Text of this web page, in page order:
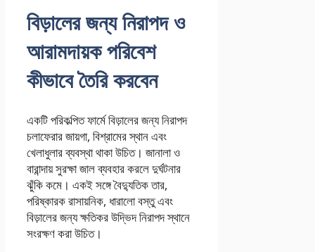
বিড়ালের জন্য নিরাপদ ও
আরামদায়ক পরিবেশ
কীভাবে তৈরি করবেন
একটি পরিকল্পিত ফার্মে বিড়ালের জন্য নিরাপদ
চলাফেরার জায়গা, বিশ্রামের স্থান এবং
খেলাধুলার ব্যবস্থা থাকা উচিত। জানালা ও
বারান্দায় সুরক্ষা জাল ব্যবহার করলে দুর্ঘটনার
ঝুঁকি কমে। একই সঙ্গে বৈদ্যুতিক তার,
পরিষ্কারক রাসায়নিক, ধারালো বস্তু এবং
বিড়ালের জন্য ক্ষতিকর উদ্ভিদ নিরাপদ স্থানে
সংরক্ষণ করা উচিত।